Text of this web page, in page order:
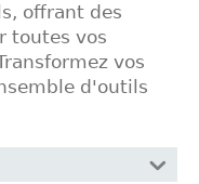
offrant des
toutes vos
vos
d'outils